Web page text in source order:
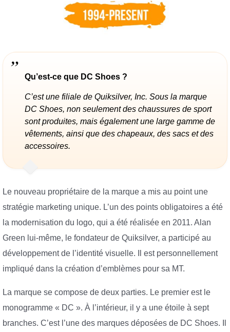
Qu’est-ce que DC Shoes ?
C’est une filiale de Quiksilver, Inc. Sous la marque
DC Shoes, non seulement des chaussures de sport
sont produites, mais également une large gamme de
vêtements, ainsi que des chapeaux, des sacs et des
accessoires.
Le nouveau propriétaire de la marque a mis au point une
stratégie marketing unique. L’un des points obligatoires a été
la modernisation du logo, qui a été réalisée en 2011. Alan
Green lui-même, le fondateur de Quiksilver, a participé au
développement de l’identité visuelle. Il est personnellement
impliqué dans la création d’emblèmes pour sa MT.
La marque se compose de deux parties. Le premier est le
monogramme « DC ». À l’intérieur, il y a une étoile à sept
branches. C’est l’une des marques déposées de DC Shoes. Il